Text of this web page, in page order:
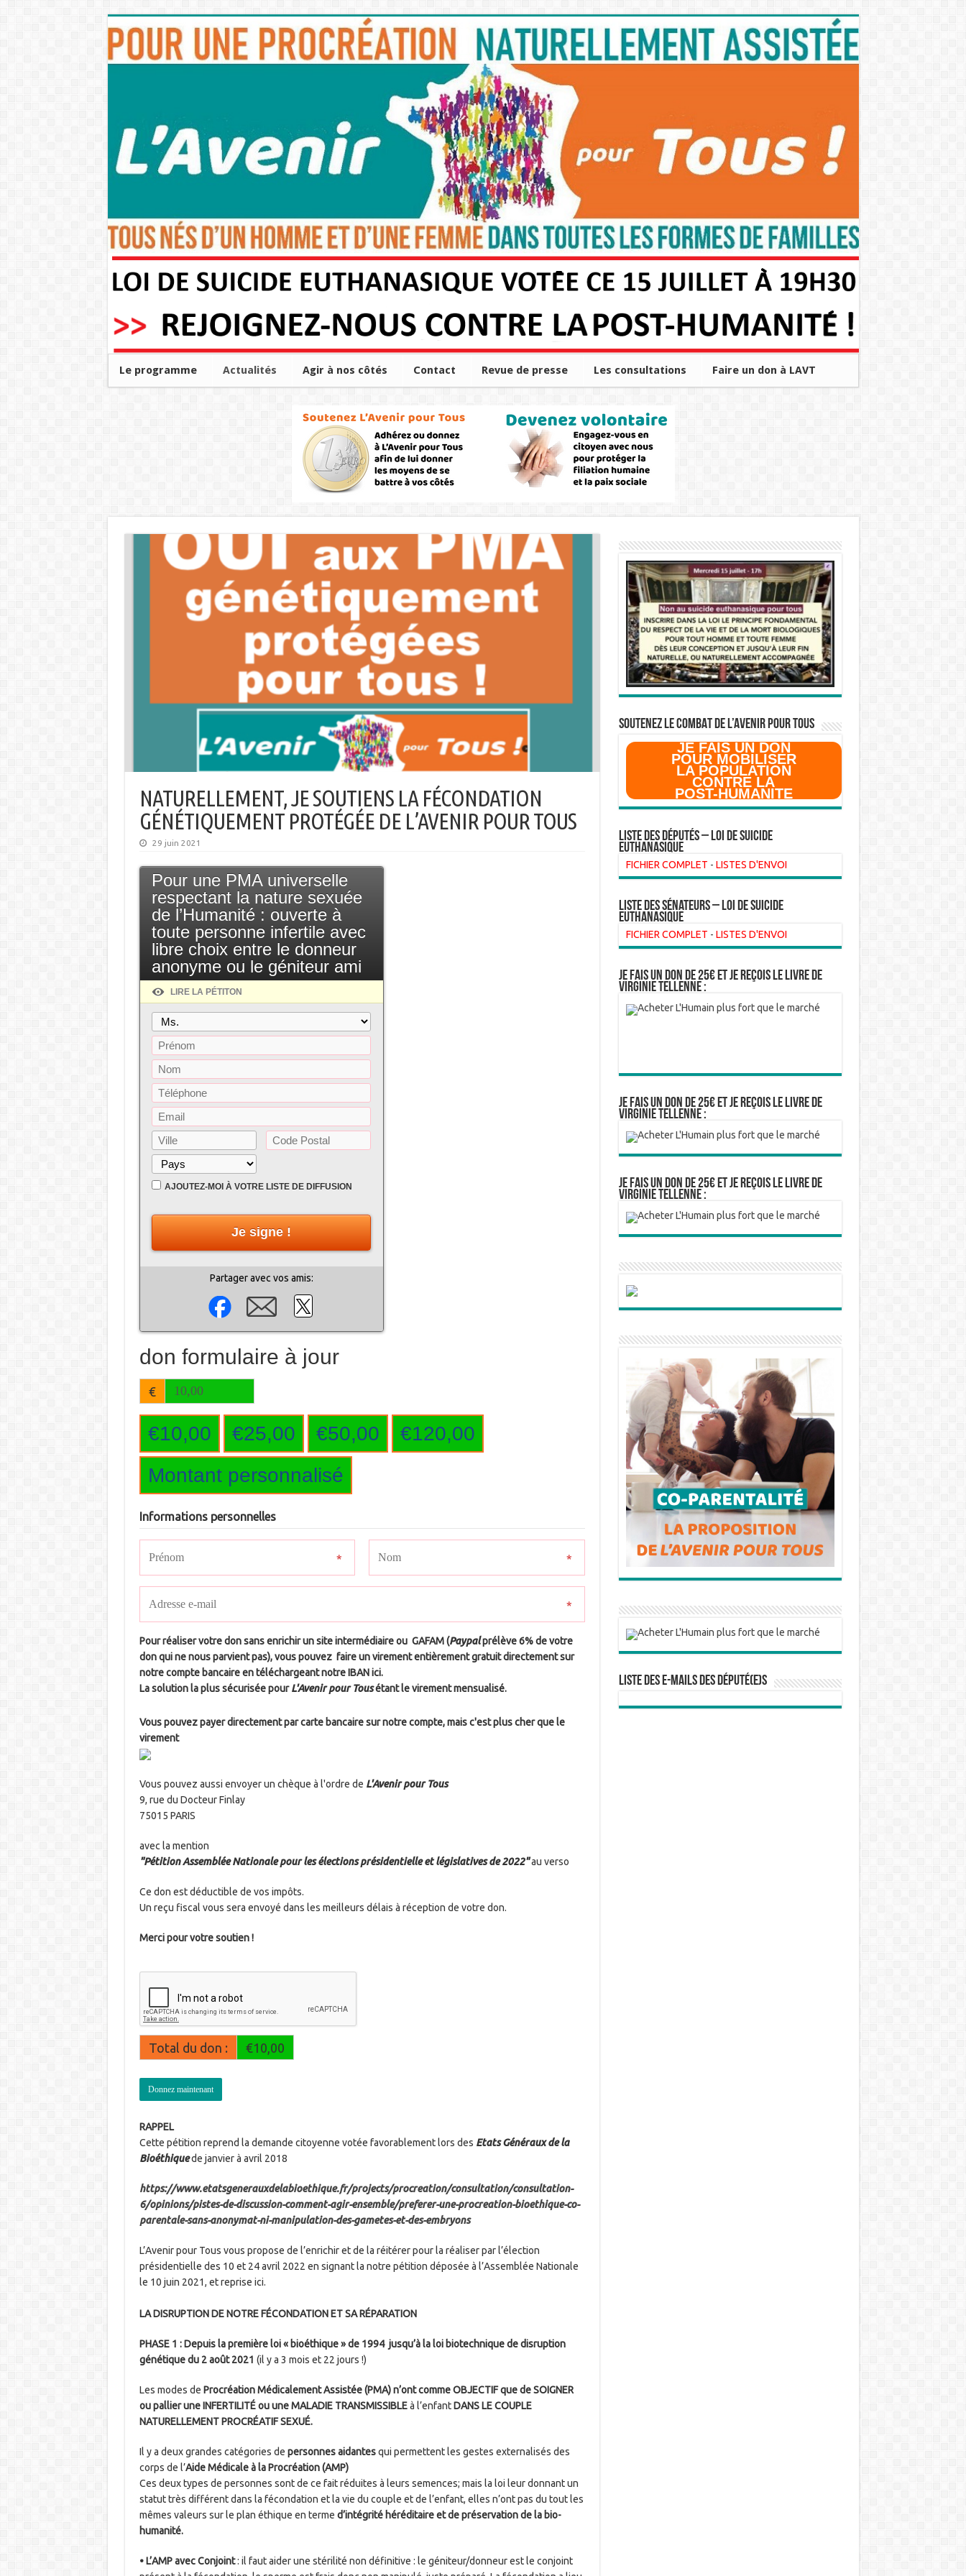
Le programme Actualités Agir à nos côtés Contact Revue de presse Les consultations Faire un don à LAVT
NATURELLEMENT, JE SOUTIENS LA FÉCONDATION
GÉNÉTIQUEMENT PROTÉGÉE DE L’AVENIR POUR TOUS
29 juin 2021
Pour une PMA universelle
respectant la nature sexuée
de l’Humanité : ouverte à
toute personne infertile avec
libre choix entre le donneur
anonyme ou le géniteur ami
LIRE LA PÉTITON
AJOUTEZ-MOI À VOTRE LISTE DE DIFFUSION
Je signe !
Partager avec vos amis:
don formulaire à jour
€
€10,00 €25,00 €50,00
€120,00
Montant personnalisé
Informations personnelles
Pour réaliser votre don sans enrichir un site intermédiaire ou GAFAM (Paypalprélève 6% de votre
don qui ne nous parvient pas), vous pouvez faire un virement entièrement gratuit directement sur
notre compte bancaire en téléchargeant notre IBAN ici.
La solution la plus sécurisée pourL'Avenir pour Tousétant le virement mensualisé.
Vous pouvez payer directement par carte bancaire sur notre compte, mais c'est plus cher que le
virement
Vous pouvez aussi envoyer un chèque à l'ordre de L'Avenir pour Tous
9, rue du Docteur Finlay
75015 PARIS
avec la mention
"Pétition Assemblée Nationale pour les élections présidentielle et législatives de 2022"au verso
Ce don est déductible de vos impôts.
Un reçu fiscal vous sera envoyé dans les meilleurs délais à réception de votre don.
Merci pour votre soutien !
Total du don : €10,00
RAPPEL
Cette pétition reprend la demande citoyenne votée favorablement lors des Etats Généraux de la
Bioéthiquede janvier à avril 2018
https://www.etatsgenerauxdelabioethique.fr/projects/procreation/consultation/consultation-
6/opinions/pistes-de-discussion-comment-agir-ensemble/preferer-une-procreation-bioethique-co-
parentale-sans-anonymat-ni-manipulation-des-gametes-et-des-embryons
L’Avenir pour Tous vous propose de l’enrichir et de la réitérer pour la réaliser par l’élection
présidentielle des 10 et 24 avril 2022 en signant la notre pétition déposée à l’Assemblée Nationale
le 10 juin 2021, et reprise ici.
LA DISRUPTION DE NOTRE FÉCONDATION ET SA RÉPARATION
PHASE 1 : Depuis la première loi « bioéthique » de 1994 jusqu’à la loi biotechnique de disruption
génétique du 2 août 2021 (il y a 3 mois et 22 jours !)
Les modes de Procréation Médicalement Assistée (PMA) n’ont comme OBJECTIF que de SOIGNER
ou pallier une INFERTILITÉ ou une MALADIE TRANSMISSIBLEà l’enfantDANS LE COUPLE
NATURELLEMENT PROCRÉATIF SEXUÉ.
Il y a deux grandes catégories de personnes aidantesqui permettent les gestes externalisés des
corps de l’Aide Médicale à la Procréation (AMP)
Ces deux types de personnes sont de ce fait réduites à leurs semences; mais la loi leur donnant un
statut très différent dans la fécondation et la vie du couple et de l’enfant, elles n’ont pas du tout les
mêmes valeurs sur le plan éthique en terme d’intégrité héréditaire et de préservation de la bio-
humanité.
• L’AMP avec Conjoint: il faut aider une stérilité non définitive : le géniteur/donneur est le conjoint
SOUTENEZ LE COMBAT DE L’AVenir pour Tous
JE FAIS UN DON
POUR MOBILISER
LA POPULATION
CONTRE LA
POST-HUMANITE
Liste des Députés – Loi de suicide
euthanasique
FICHIER COMPLET - LISTES D'ENVOI
liste des sénateurs – loi de suicide
euthanasique
FICHIER COMPLET - LISTES D'ENVOI
Je fais un don de 25€ et je reçois le livre de
Virginie Tellenne :
Je fais un don de 25€ et je reçois le livre de
Virginie Tellenne :
Je fais un don de 25€ et je reçois le livre de
Virginie Tellenne :
Liste des e-mails des député(e)s